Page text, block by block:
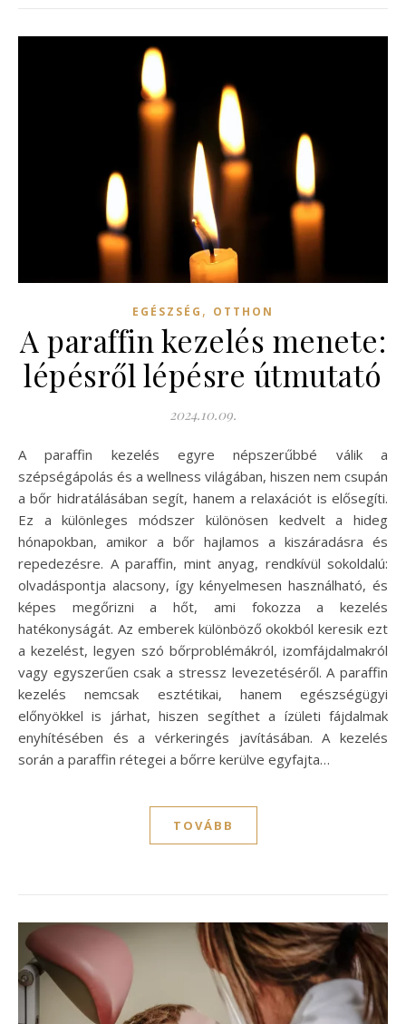
EGÉSZSÉG , OTTHON
A paraffin kezelés menete:
lépésről lépésre útmutató
2024.10.09.
A paraffin kezelés egyre népszerűbbé válik a
szépségápolás és a wellness világában, hiszen nem csupán
a bőr hidratálásában segít, hanem a relaxációt is elősegíti.
Ez a különleges módszer különösen kedvelt a hideg
hónapokban, amikor a bőr hajlamos a kiszáradásra és
repedezésre. A paraffin, mint anyag, rendkívül sokoldalú:
olvadáspontja alacsony, így kényelmesen használható, és
képes megőrizni a hőt, ami fokozza a kezelés
hatékonyságát. Az emberek különböző okokból keresik ezt
a kezelést, legyen szó bőrproblémákról, izomfájdalmakról
vagy egyszerűen csak a stressz levezetéséről. A paraffin
kezelés nemcsak esztétikai, hanem egészségügyi
előnyökkel is járhat, hiszen segíthet a ízületi fájdalmak
enyhítésében és a vérkeringés javításában. A kezelés
során a paraffin rétegei a bőrre kerülve egyfajta…
TOVÁBB